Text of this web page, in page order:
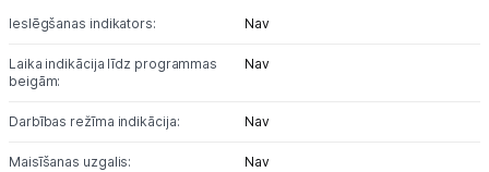
Ieslēgšanas indikators: Nav
Laika indikācija līdz programmas
beigām:
Nav
Darbības režīma indikācija: Nav
Maisīšanas uzgalis: Nav